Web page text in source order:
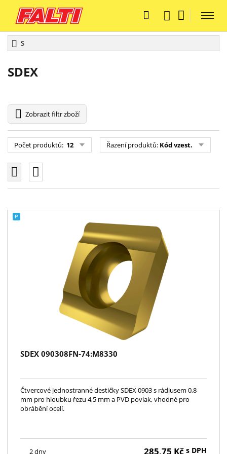
S
SDEX
Zobrazitfiltr zboží
Počet produktů: 12 Řazení produktů: Kód vzest.
SDEX 090308FN-74:M8330
Čtvercové jednostranné destičky SDEX 0903 s rádiusem 0,8
mm pro hloubku řezu 4,5 mm a PVD povlak, vhodné pro
obrábění ocelí.
2 dny 285,75 Kč s DPH